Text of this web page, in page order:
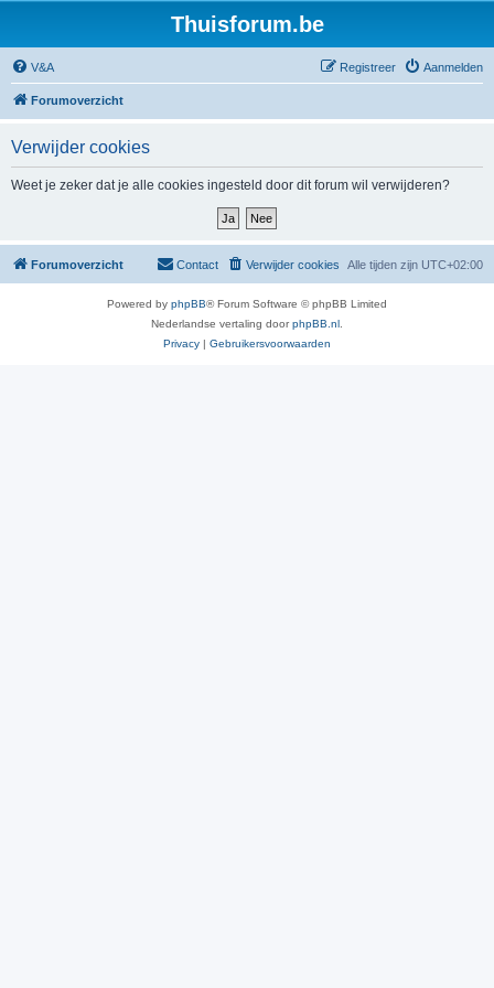
Thuisforum.be
V&A Aanmelden
Registreer
Forumoverzicht
Verwijder cookies
Weet je zeker dat je alle cookies ingesteld door dit forum wil verwijderen?
Forumoverzicht Alle tijden zijn UTC+02:00
Verwijder cookies
Contact
Powered by phpBB® Forum Software © phpBB Limited
Nederlandse vertaling doorphpBB.nl
Privacy | Gebruikersvoorwaarden